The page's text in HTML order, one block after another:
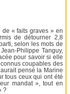
de « faits graves » en
de détourner 2,8
selon les mots de
Philippe Tanguy,
pour savoir si elle
coupables des
pensé la Marine
tous ceux qui ont été
mandat », tout en
?